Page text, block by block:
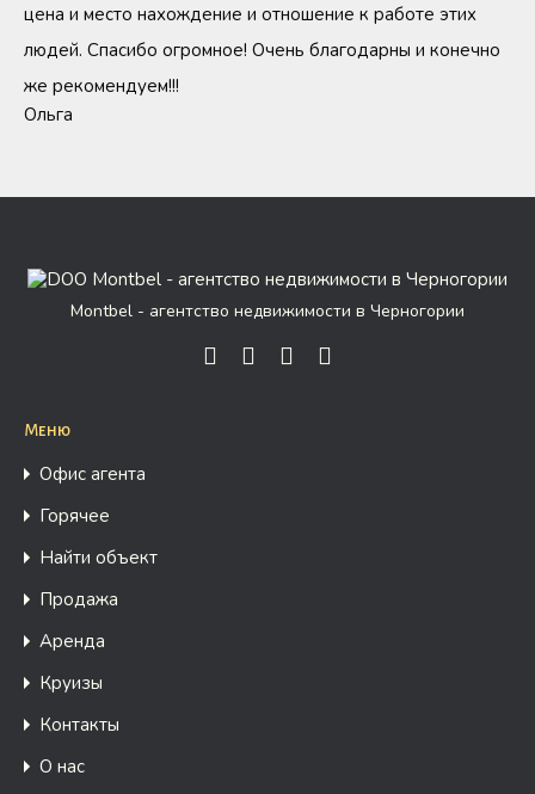
цена и место нахождение и отношение к работе этих
людей. Спасибо огромное! Очень благодарны и конечно
же рекомендуем!!!
Ольга
Montbel - агентство недвижимости в Черногории
Меню
Офис агента
Горячее
Найти объект
Продажа
Аренда
Круизы
Контакты
О нас